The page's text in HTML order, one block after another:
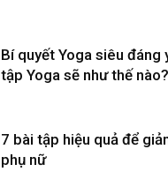
Bí quyết Yoga siêu đáng
tập Yoga sẽ như thế nào?
7 bài tập hiệu quả để
phụ nữ